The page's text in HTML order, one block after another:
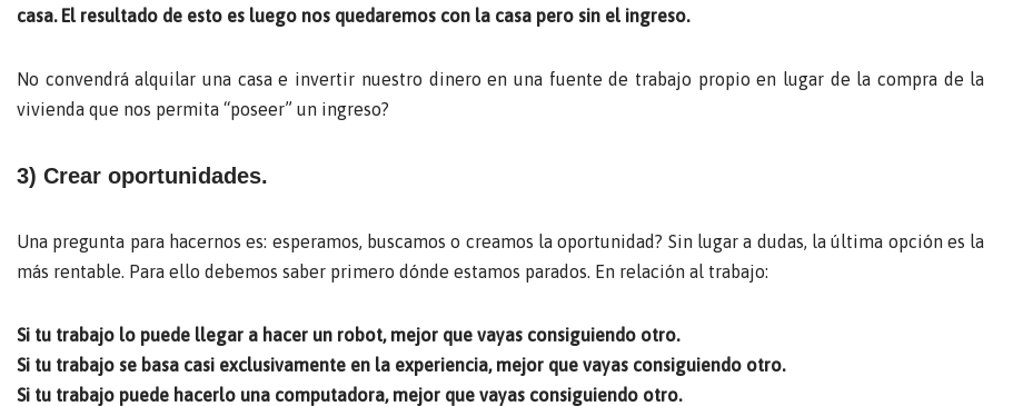
casa. El resultado de esto es luego nos quedaremos con la casa pero sin el ingreso.
No convendrá alquilar una casa e invertir nuestro dinero en una fuente de trabajo propio en lugar de la compra de la
vivienda que nos permita “poseer” un ingreso?
3) Crear oportunidades.
Una pregunta para hacernos es: esperamos, buscamos o creamos la oportunidad? Sin lugar a dudas, la última opción es la
más rentable. Para ello debemos saber primero dónde estamos parados. En relación al trabajo:
Si tu trabajo lo puede llegar a hacer un robot, mejor que vayas consiguiendo otro.
Si tu trabajo se basa casi exclusivamente en la experiencia, mejor que vayas consiguiendo otro.
Si tu trabajo puede hacerlo una computadora, mejor que vayas consiguiendo otro.